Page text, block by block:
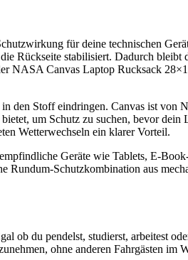
für deine technischen
Rückseite stabilisiert. Dadurch
NASA Canvas Laptop Rucksack
den Stoff eindringen. Canvas ist von
um Schutz zu suchen, bevor dein
Wetterwechseln ein klarer Vorteil.
Geräte wie Tablets, E-
Schutzkombination aus
du pendelst, studierst, arbeitest
ohne anderen Fahrgästen im